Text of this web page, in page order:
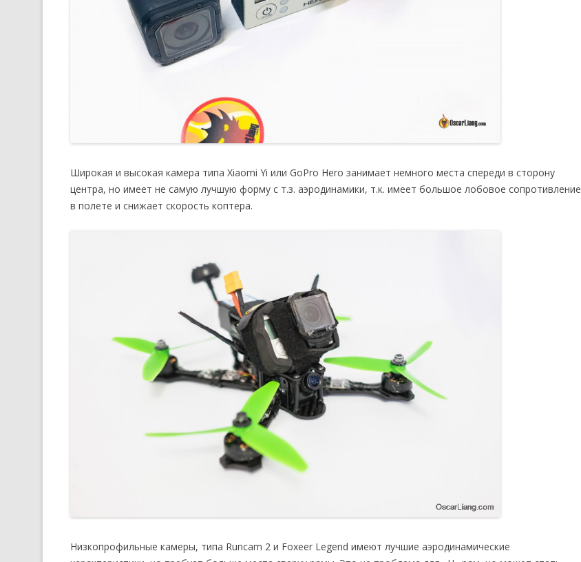
Широкая и высокая камера типа Xiaomi Yi или GoPro Hero занимает немного места спереди в сторону
центра, но имеет не самую лучшую форму с т.з. аэродинамики, т.к. имеет большое лобовое сопротивление
в полете и снижает скорость коптера.
Низкопрофильные камеры, типа Runcam 2 и Foxeer Legend имеют лучшие аэродинамические